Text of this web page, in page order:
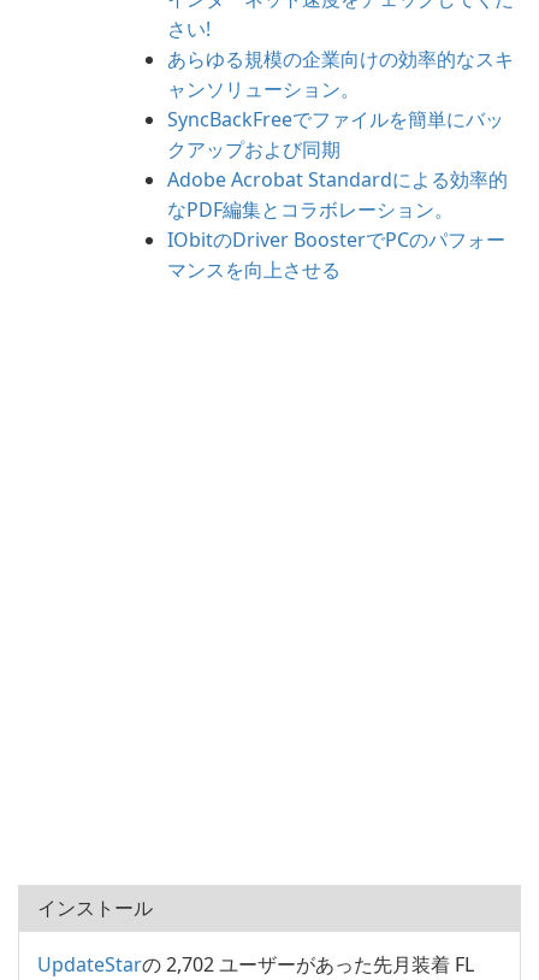
さい!
あらゆる規模の企業向けの効率的なスキ
ャンソリューション。
SyncBackFreeでファイルを簡単にバッ
クアップおよび同期
Adobe Acrobat Standardによる効率的
なPDF編集とコラボレーション。
IObitのDriver BoosterでPCのパフォー
マンスを向上させる
インストール
UpdateStarの 2,702 ユーザーがあった先月装着 FL